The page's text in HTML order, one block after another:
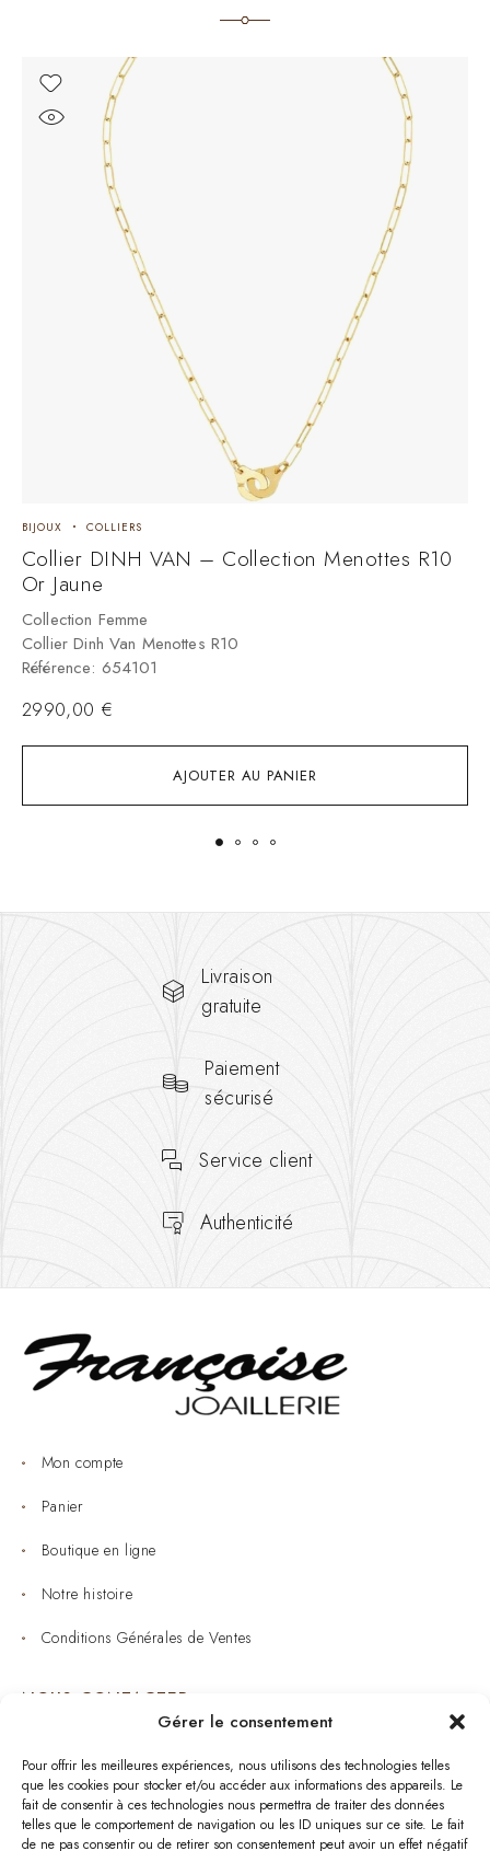
Gérer le consentement
Pour offrir les meilleures expériences, nous utilisons des technologies telles
que les cookies pour stocker et/ou accéder aux informations des appareils. Le
fait de consentir à ces technologies nous permettra de traiter des données
telles que le comportement de navigation ou les ID uniques sur ce site. Le fait
de ne pas consentir ou de retirer son consentement peut avoir un effet négatif
AJOUTER AU PANIER
BIJOUX COLLIERS
Collier DINH VAN – Collection Menottes R10
Or Jaune
Collection Femme
Collier Dinh Van Menottes R10
Référence: 654101
2990,00 €
Livraison
gratuite
Paiement
sécurisé
Service client
Authenticité
Mon compte
Panier
Boutique en ligne
Notre histoire
Conditions Générales de Ventes
NOUS CONTACTER
Bijouterie : 05 53 53 64 11
Mardi au Samedi: 09:00 - 19:00